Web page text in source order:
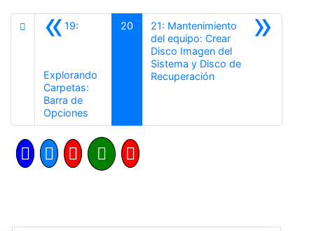
«19:
Explorando
Carpetas:
Barra de
Opciones
20 »
21: Mantenimiento
del equipo: Crear
Disco Imagen del
Sistema y Disco de
RecuperaciónSiguiente